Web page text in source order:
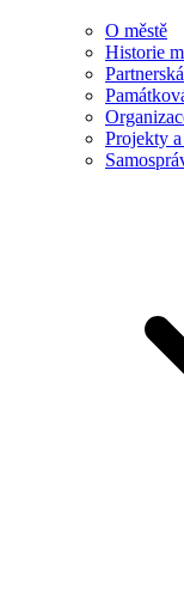
O městě
Historie
Projekty